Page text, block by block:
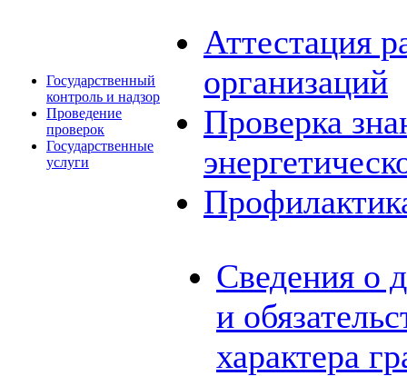
Государственный
контроль и надзор
Проведение
проверок
Государственные
услуги
Аттестация
организаций
Проверка
Сведения о
и
характера